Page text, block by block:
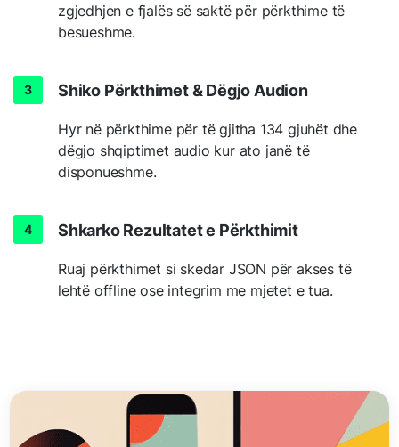
zgjedhjen e fjalës së saktë për përkthime të
besueshme.
Shiko Përkthimet & Dëgjo Audion
Hyr në përkthime për të gjitha 134 gjuhët dhe
dëgjo shqiptimet audio kur ato janë të
disponueshme.
Shkarko Rezultatet e Përkthimit
Ruaj përkthimet si skedar JSON për akses të
lehtë offline ose integrim me mjetet e tua.